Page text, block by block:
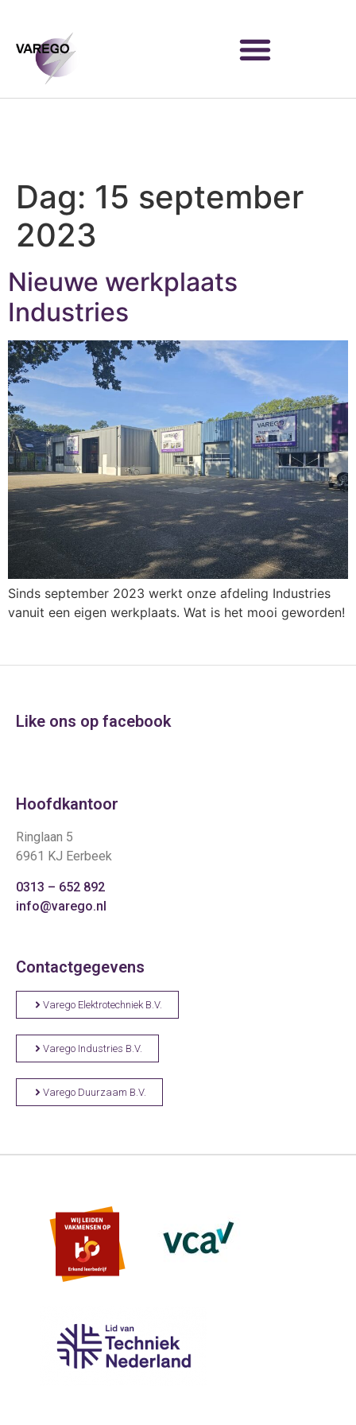
Dag: 15 september
2023
Nieuwe werkplaats
Industries
Sinds september 2023 werkt onze afdeling Industries
vanuit een eigen werkplaats. Wat is het mooi geworden!
Like ons op facebook
Hoofdkantoor
Ringlaan 5
6961 KJ Eerbeek
0313 – 652 892
info@varego.nl
Contactgegevens
Varego Elektrotechniek B.V.
Varego Industries B.V.
Varego Duurzaam B.V.